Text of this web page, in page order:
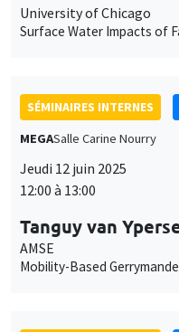
University of Chicago
Surface Water Impacts of
SÉMINAIRES INTERNES
MEGASalle Carine Nourry
Jeudi 12 juin 2025
12:00 à 13:00
Tanguy van
AMSE
Mobility-Based